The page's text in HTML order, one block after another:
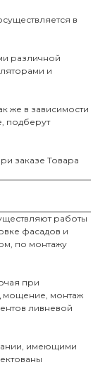
в
различной
и
же в зависимости
подберут
заказе Товара
работы
фасадов и
по монтажу
при
мощение, монтаж
ливневой
имеющими